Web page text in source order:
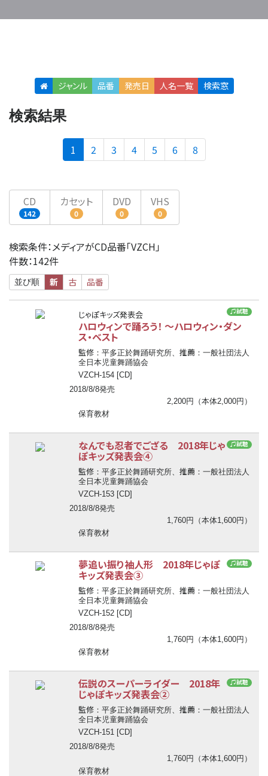
ジャンル 品番 発売日 人名一覧 検索窓
検索結果
1 (current)
2 3 4 5 6 8
CD
142
カセット
0
DVD
0
VHS
0
検索条件：メディアがCD品番「VZCH」
件数：142件
並び順 新 古 品番
♫試聴
じゃぽキッズ発表会
ハロウィンで踊ろう！ ～ハロウィン・ダン
ス・ベスト
監修 ：平多正於舞踊研究所、 推薦 ：一般社団法人
全日本児童舞踊協会
VZCH-154 [CD]
2018/8/8発売
2,200円（本体2,000円）
保育教材
♫試聴
なんでも忍者でござる 2018年じゃ
ぽキッズ発表会④
監修 ：平多正於舞踊研究所、 推薦 ：一般社団法人
全日本児童舞踊協会
VZCH-153 [CD]
2018/8/8発売
1,760円（本体1,600円）
保育教材
♫試聴
夢追い振り袖人形 2018年じゃぽ
キッズ発表会③
監修 ：平多正於舞踊研究所、 推薦 ：一般社団法人
全日本児童舞踊協会
VZCH-152 [CD]
2018/8/8発売
1,760円（本体1,600円）
保育教材
♫試聴
伝説のスーパーライダー 2018年
じゃぽキッズ発表会②
監修 ：平多正於舞踊研究所、 推薦 ：一般社団法人
全日本児童舞踊協会
VZCH-151 [CD]
2018/8/8発売
1,760円（本体1,600円）
保育教材